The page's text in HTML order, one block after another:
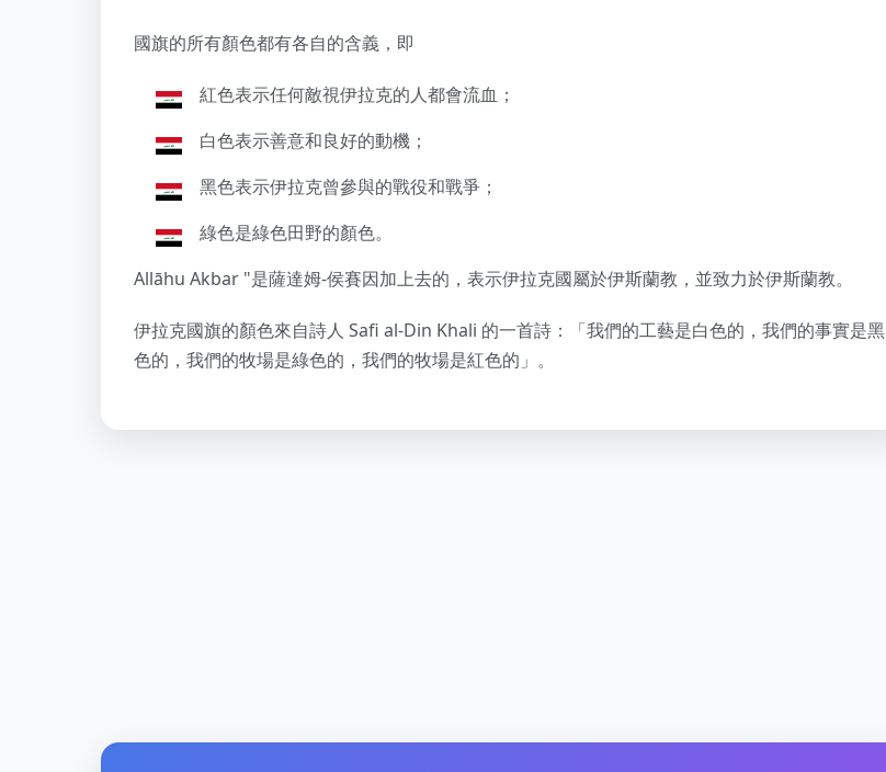
國旗的所有顏色都有各自的含義，即
紅色表示任何敵視伊拉克的人都會流血；
白色表示善意和良好的動機；
黑色表示伊拉克曾參與的戰役和戰爭；
綠色是綠色田野的顏色。
Allāhu Akbar "是薩達姆-侯賽因加上去的，表示伊拉克國屬於伊斯蘭教，並致力於伊斯蘭教。
伊拉克國旗的顏色來自詩人 Safi al-Din Khali 的一首詩：「我們的工藝是白色的，我們的事實是黑
色的，我們的牧場是綠色的，我們的牧場是紅色的」。